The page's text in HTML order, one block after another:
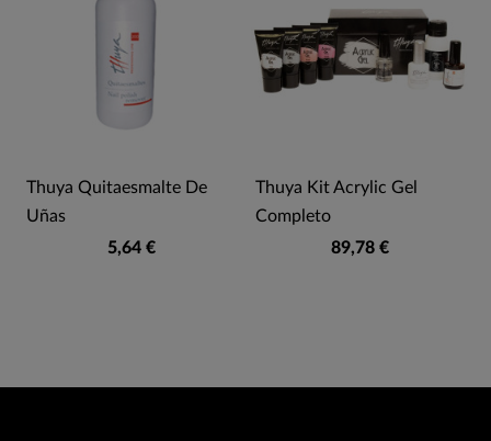
Thuya Quitaesmalte De
Uñas
5,64 €
Thuya Kit Acrylic Gel
Completo
89,78 €